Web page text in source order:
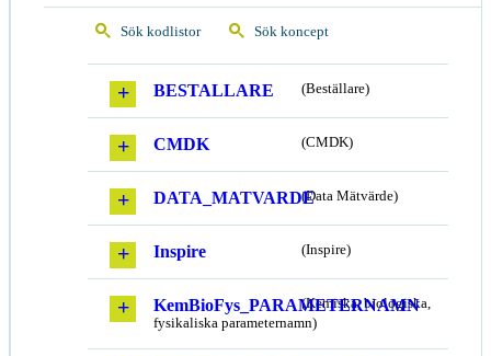
Sök kodlistor Sök koncept
BESTALLARE (Beställare)
CMDK (CMDK)
DATA_MATVARDE(Data Mätvärde)
Inspire (Inspire)
KemBioFys_PARAMETERNAMN
(Kemiska, biologiska,
fysikaliska parameternamn)